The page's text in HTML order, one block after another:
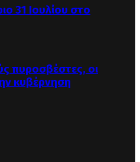
31 Ιουλίου στο
πυροσβέστες, οι
κυβέρνηση